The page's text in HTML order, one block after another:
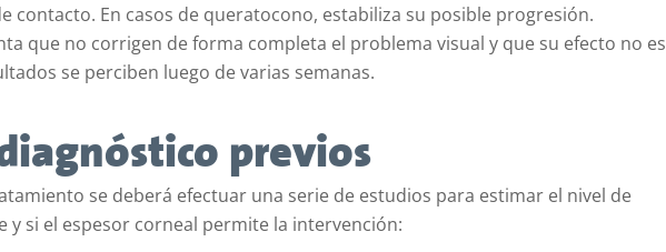
contacto. En casos de queratocono, estabiliza su posible progresión.
que no corrigen de forma completa el problema visual y que su efecto no es
se perciben luego de varias semanas.
previos
se deberá efectuar una serie de estudios para estimar el nivel de
y si el espesor corneal permite la intervención: